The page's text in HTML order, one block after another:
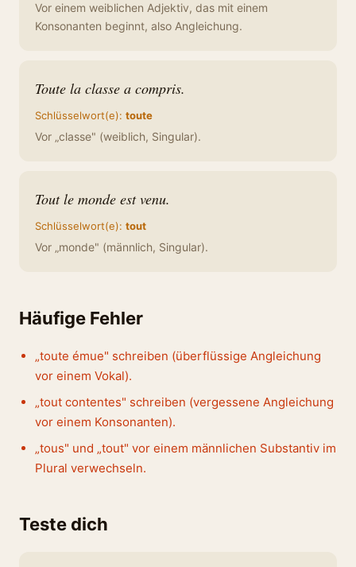
Vor einem weiblichen Adjektiv, das mit einem
Konsonanten beginnt, also Angleichung.
Toute la classe a compris.
Schlüsselwort(e): toute
Vor „classe" (weiblich, Singular).
Tout le monde est venu.
Schlüsselwort(e): tout
Vor „monde" (männlich, Singular).
Häufige Fehler
„toute émue" schreiben (überflüssige Angleichung
vor einem Vokal).
„tout contentes" schreiben (vergessene Angleichung
vor einem Konsonanten).
„tous" und „tout" vor einem männlichen Substantiv im
Plural verwechseln.
Teste dich